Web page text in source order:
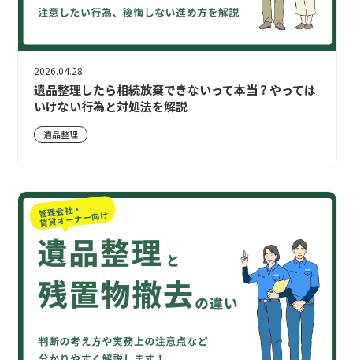
2026.04.28
遺品整理したら相続放棄できないって本当？やっては
いけない行為と対処法を解説
遺品整理